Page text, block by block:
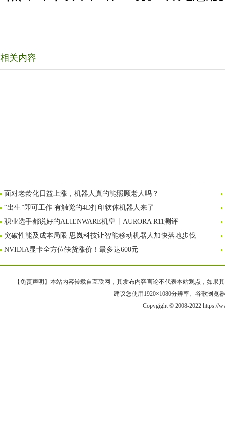
相关内容
面对老龄化日益上涨，机器人真的能照顾老人吗？
“出生”即可工作 有触觉的4D打印软体机器人来了
职业选手都说好的ALIENWARE机皇丨AURORA R11测评
突破性能及成本局限 思岚科技让智能移动机器人加快落地步伐
NVIDIA显卡全方位缺货涨价！最多达600元
【免责声明】本站内容转载自互联网，其发布内容言论不代表本站观点，如果
建议您使用1920×1080分辨率、谷歌浏览
Copygight © 2008-2022 https://